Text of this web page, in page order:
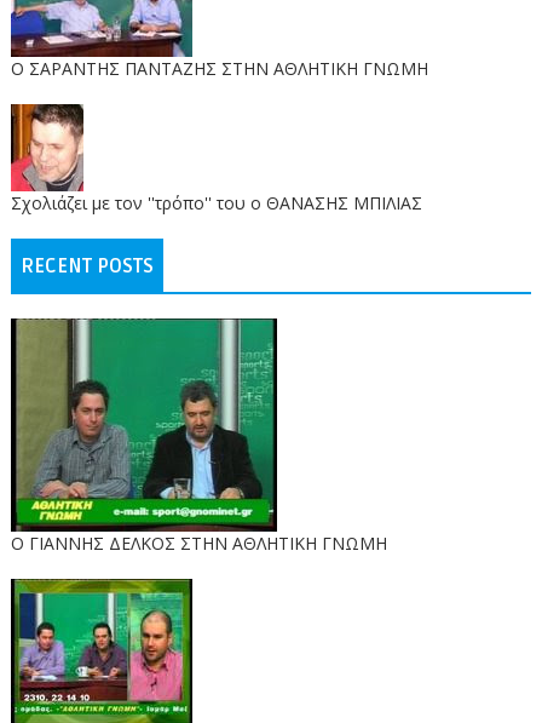
O ΣΑΡΑΝΤΗΣ ΠΑΝΤΑΖΗΣ ΣΤΗΝ ΑΘΛΗΤΙΚΗ ΓΝΩΜΗ
Σχολιάζει με τον ''τρόπο'' του ο ΘΑΝΑΣΗΣ ΜΠΙΛΙΑΣ
RECENT POSTS
Ο ΓΙΑΝΝΗΣ ΔΕΛΚΟΣ ΣΤΗΝ ΑΘΛΗΤΙΚΗ ΓΝΩΜΗ